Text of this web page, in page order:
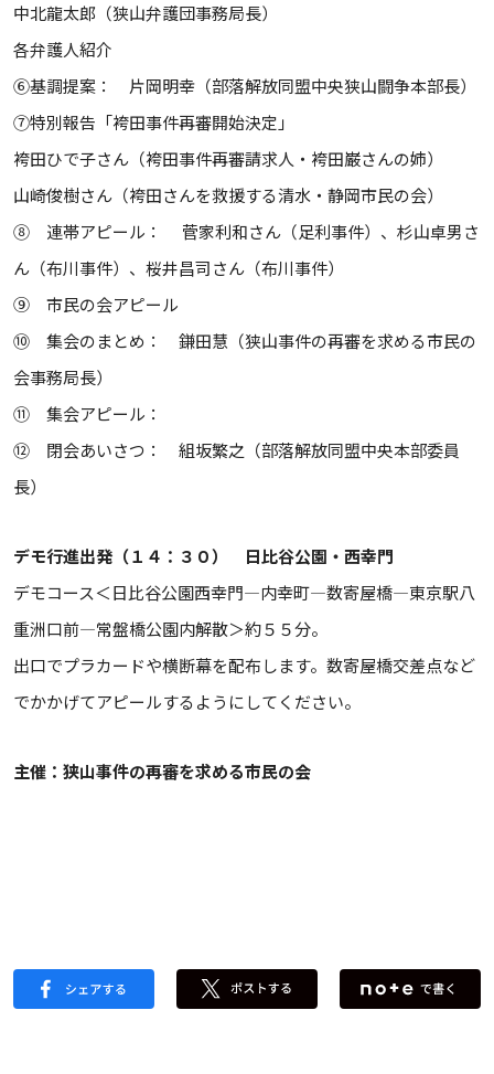
中北龍太郎（狭山弁護団事務局長）
各弁護人紹介
⑥基調提案： 片岡明幸（部落解放同盟中央狭山闘争本部長）
⑦特別報告「袴田事件再審開始決定」
袴田ひで子さん（袴田事件再審請求人・袴田巌さんの姉）
山崎俊樹さん（袴田さんを救援する清水・静岡市民の会）
⑧ 連帯アピール： 菅家利和さん（足利事件）、杉山卓男さ
ん（布川事件）、桜井昌司さん（布川事件）
⑨ 市民の会アピール
⑩ 集会のまとめ： 鎌田慧（狭山事件の再審を求める市民の
会事務局長）
⑪ 集会アピール：
⑫ 閉会あいさつ： 組坂繁之（部落解放同盟中央本部委員
長）
デモ行進出発（１４：３０） 日比谷公園・西幸門
デモコース＜日比谷公園西幸門―内幸町―数寄屋橋―東京駅八
重洲口前―常盤橋公園内解散＞約５５分。
出口でプラカードや横断幕を配布します。数寄屋橋交差点など
でかかげてアピールするようにしてください。
主催：狭山事件の再審を求める市民の会